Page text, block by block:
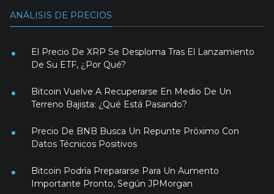
ANÁLISIS DE PRECIOS
El Precio De XRP Se Desploma Tras El Lanzamiento
De Su ETF, ¿Por Qué?
Bitcoin Vuelve A Recuperarse En Medio De Un
Terreno Bajista: ¿Qué Está Pasando?
Precio De BNB Busca Un Repunte Próximo Con
Datos Técnicos Positivos
Bitcoin Podría Prepararse Para Un Aumento
Importante Pronto, Según JPMorgan